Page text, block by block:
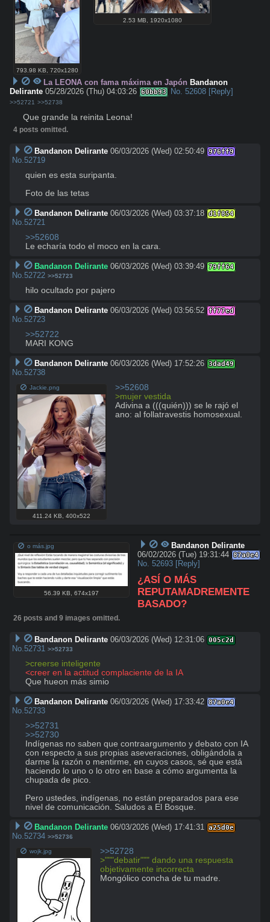
793.98 KB,720x1280
2.53 MB, 1920x1080
La LEONA con fama máxima en Japón Bandanon
Delirante 05/28/2026 (Thu) 04:03:26 60bb93 No. 52608 [Reply]
>>52721 >>52738
Que grande la reinita Leona!
4 posts omitted.
Bandanon Delirante 06/03/2026 (Wed) 02:50:49 976ff9
No. 52719
quien es esta suripanta.
Foto de las tetas
Bandanon Delirante 06/03/2026 (Wed) 03:37:18 d1f854
No. 52721
>>52608
Le echaría todo el moco en la cara.
Bandanon Delirante 06/03/2026 (Wed) 03:39:49 79ff64
No. 52722 >>52723
hilo ocultado por pajero
Bandanon Delirante 06/03/2026 (Wed) 03:56:52 ff77ed
No. 52723
>>52722
MARI KONG
Bandanon Delirante 06/03/2026 (Wed) 17:52:26 3dad49
No. 52738
Jackie.png
411.24 KB ,400x522
>>52608
>mujer vestida
Adivina a (((quién))) se le rajó el
ano: al follatravestis homosexual.
o más.jpg
56.39 KB ,674x197
Bandanon Delirante
06/02/2026 (Tue) 19:31:44 87a0e4
No. 52693 [Reply]
¿ASÍ O MÁS
REPUTAMADREMENTE
BASADO?
26 posts and 9 images omitted.
Bandanon Delirante 06/03/2026 (Wed) 12:31:06 005c2d
No. 52731 >>52733
>creerse inteligente
<creer en la actitud complaciente de la IA
Que hueon más simio
Bandanon Delirante 06/03/2026 (Wed) 17:33:42 87a0e4
No. 52733
>>52731
>>52730
Indígenas no saben que contraargumento y debato con IA
con respecto a sus propias aseveraciones, obligándola a
darme la razón o mentirme, en cuyos casos, sé que está
haciendo lo uno o lo otro en base a cómo argumenta la
chupada de pico.
Pero ustedes, indígenas, no están preparados para ese
nivel de comunicación. Saludos a El Bosque.
Bandanon Delirante 06/03/2026 (Wed) 17:41:31 a25d0e
No. 52734 >>52736
wojk.jpg
>>52728
>"""debatir""" dando una respuesta
objetivamente incorrecta
Mongólico concha de tu madre.